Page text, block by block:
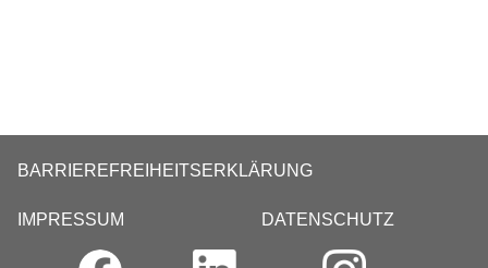
BARRIEREFREIHEITSERKLÄRUNG
IMPRESSUM DATENSCHUTZ